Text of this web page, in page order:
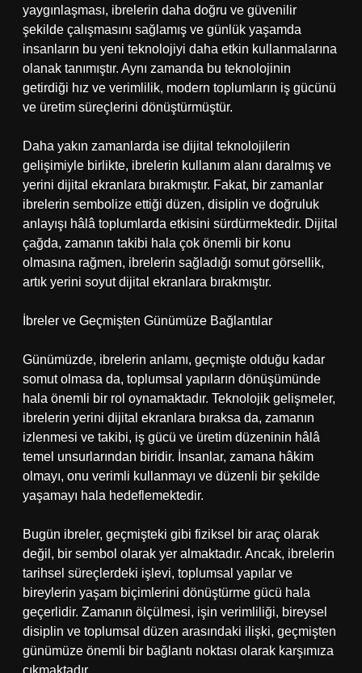
yaygınlaşması, ibrelerin daha doğru ve güvenilir
şekilde çalışmasını sağlamış ve günlük yaşamda
insanların bu yeni teknolojiyi daha etkin kullanmalarına
olanak tanımıştır. Aynı zamanda bu teknolojinin
getirdiği hız ve verimlilik, modern toplumların iş gücünü
ve üretim süreçlerini dönüştürmüştür.
Daha yakın zamanlarda ise dijital teknolojilerin
gelişimiyle birlikte, ibrelerin kullanım alanı daralmış ve
yerini dijital ekranlara bırakmıştır. Fakat, bir zamanlar
ibrelerin sembolize ettiği düzen, disiplin ve doğruluk
anlayışı hâlâ toplumlarda etkisini sürdürmektedir. Dijital
çağda, zamanın takibi hala çok önemli bir konu
olmasına rağmen, ibrelerin sağladığı somut görsellik,
artık yerini soyut dijital ekranlara bırakmıştır.
İbreler ve Geçmişten Günümüze Bağlantılar
Günümüzde, ibrelerin anlamı, geçmişte olduğu kadar
somut olmasa da, toplumsal yapıların dönüşümünde
hala önemli bir rol oynamaktadır. Teknolojik gelişmeler,
ibrelerin yerini dijital ekranlara bıraksa da, zamanın
izlenmesi ve takibi, iş gücü ve üretim düzeninin hâlâ
temel unsurlarından biridir. İnsanlar, zamana hâkim
olmayı, onu verimli kullanmayı ve düzenli bir şekilde
yaşamayı hala hedeflemektedir.
Bugün ibreler, geçmişteki gibi fiziksel bir araç olarak
değil, bir sembol olarak yer almaktadır. Ancak, ibrelerin
tarihsel süreçlerdeki işlevi, toplumsal yapılar ve
bireylerin yaşam biçimlerini dönüştürme gücü hala
geçerlidir. Zamanın ölçülmesi, işin verimliliği, bireysel
disiplin ve toplumsal düzen arasındaki ilişki, geçmişten
günümüze önemli bir bağlantı noktası olarak karşımıza
çıkmaktadır.